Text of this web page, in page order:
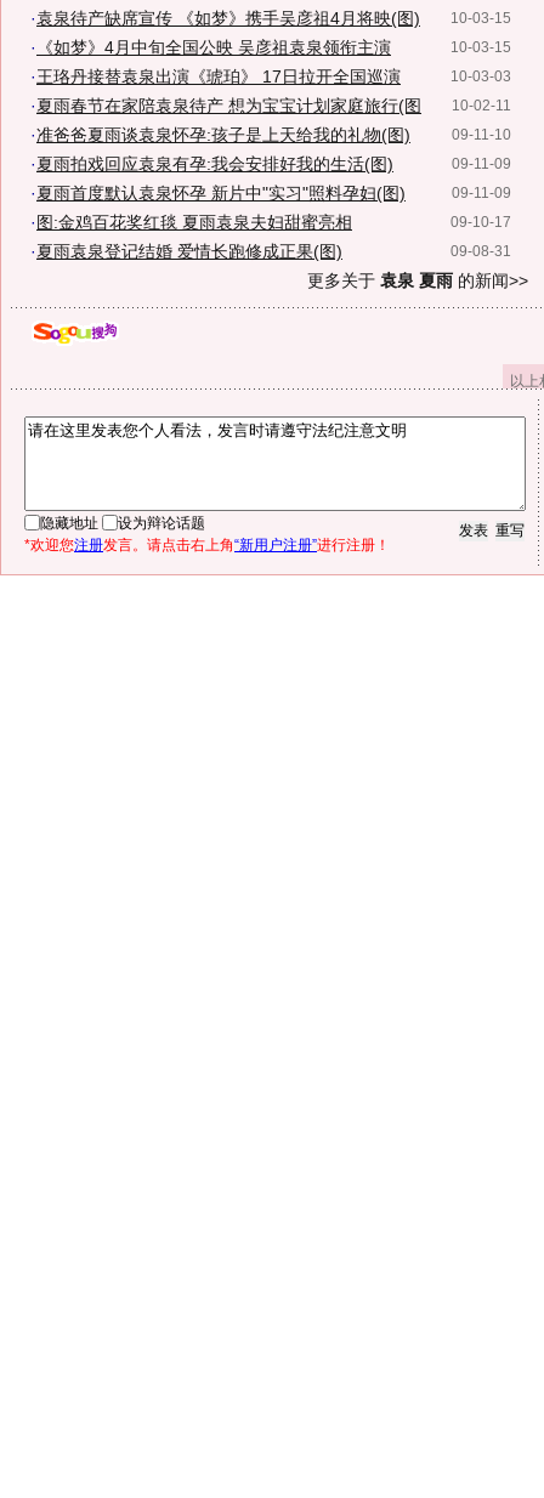
10-03-15
·袁泉待产缺席宣传 《如梦》携手吴彦祖4月将映(图)
10-03-15
· 《如梦》4月中旬全国公映 吴彦祖袁泉领衔主演
10-03-03
·王珞丹接替袁泉出演《琥珀》 17日拉开全国巡演
10-02-11
·夏雨春节在家陪袁泉待产 想为宝宝计划家庭旅行(图
09-11-10
·准爸爸夏雨谈袁泉怀孕:孩子是上天给我的礼物(图)
09-11-09
·夏雨拍戏回应袁泉有孕:我会安排好我的生活(图)
09-11-09
·夏雨首度默认袁泉怀孕 新片中"实习"照料孕妇(图)
09-10-17
· 图:金鸡百花奖红毯 夏雨袁泉夫妇甜蜜亮相
09-08-31
·夏雨袁泉登记结婚 爱情长跑修成正果(图)
更多关于 袁泉 夏雨 的新闻>>
以
隐藏地址
设为辩论话题
*欢迎您注册发言。请点击右上角“新用户注册”进行注册！